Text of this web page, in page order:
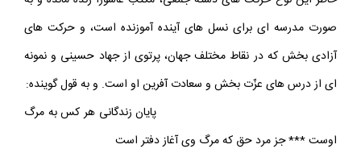
صورت مدرسه اى براى نسل هاى آينده آموزنده است، و حركت هاى
آزادى بخش كه در نقاط مختلف جهان، پرتوى از جهاد حسينى و نمونه
اى از درس هاى عزّت بخش و سعادت آفرين او است. و به قول گوينده:
پايان زندگانى هر كس به مرگ
اوست *** جز مرد حق كه مرگ وى آغاز دفتر است